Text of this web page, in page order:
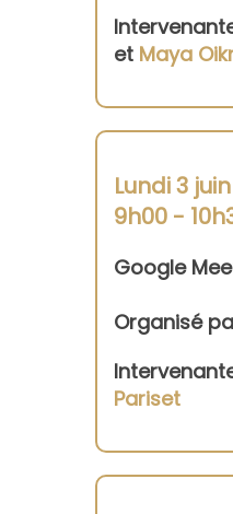
et Maya
Lundi 3
9h00 -
Google
Organisé
Pariset